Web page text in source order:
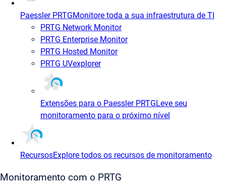
Paessler PRTGMonitore toda a sua infraestrutura de TI
PRTG Network Monitor
PRTG Enterprise Monitor
PRTG Hosted Monitor
PRTG UVexplorer
Extensões para o Paessler PRTGLeve seu
monitoramento para o próximo nível
RecursosExplore todos os recursos de monitoramento
Monitoramento com o PRTG